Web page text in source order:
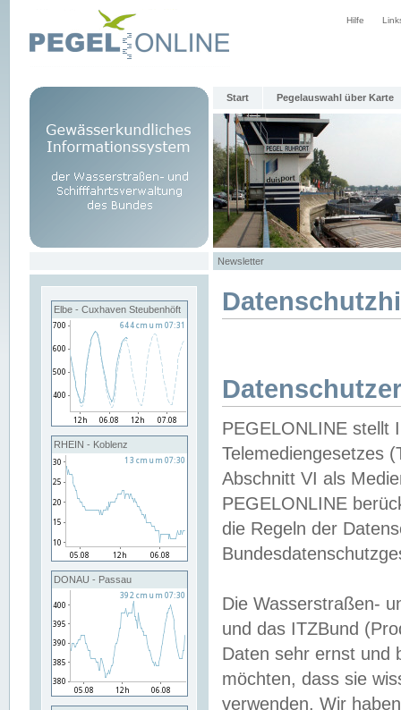
Hilfe
Start Pegelauswahl über Karte
Newsletter
Elbe - Cuxhaven Steubenhöft
RHEIN - Koblenz
DONAU - Passau
PEGELONLINE stellt
Telemediengesetzes
Abschnitt VI als
PEGELONLINE
die Regeln der
Die Wasserstraßen-
und das ITZBund
Daten sehr ernst und
möchten, dass sie
verwenden. Wir